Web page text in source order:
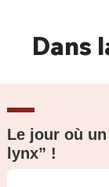
Dans
Le jour où
lynx” !